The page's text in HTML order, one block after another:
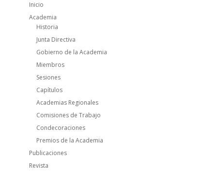
Inicio
Academia
Historia
Junta Directiva
Gobierno de la Academia
Miembros
Sesiones
Capítulos
Academias Regionales
Comisiones de Trabajo
Condecoraciones
Premios de la Academia
Publicaciones
Revista